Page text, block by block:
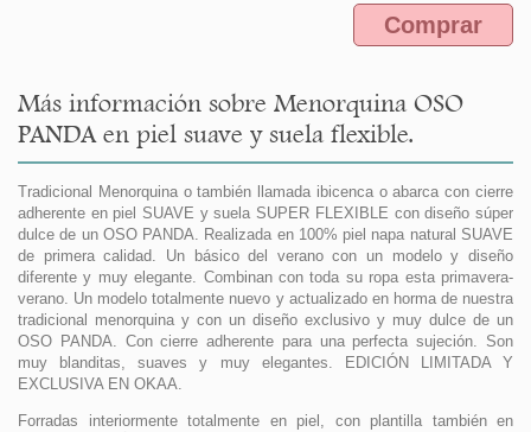
Comprar
Más información sobre Menorquina OSO
PANDA en piel suave y suela flexible.
Tradicional Menorquina o también llamada ibicenca o abarca con cierre
adherente en piel SUAVE y suela SUPER FLEXIBLE con diseño súper
dulce de un OSO PANDA. Realizada en 100% piel napa natural SUAVE
de primera calidad. Un básico del verano con un modelo y diseño
diferente y muy elegante. Combinan con toda su ropa esta primavera-
verano. Un modelo totalmente nuevo y actualizado en horma de nuestra
tradicional menorquina y con un diseño exclusivo y muy dulce de un
OSO PANDA. Con cierre adherente para una perfecta sujeción. Son
muy blanditas, suaves y muy elegantes. EDICIÓN LIMITADA Y
EXCLUSIVA EN OKAA.
Forradas interiormente totalmente en piel, con plantilla también en